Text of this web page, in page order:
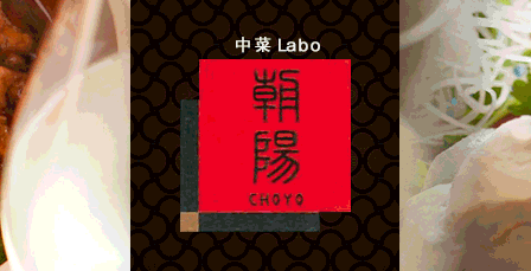
北新地ので本格四川料理 「中
菜Labo.朝陽」
中菜Lab.朝陽 シェフのあれこれ